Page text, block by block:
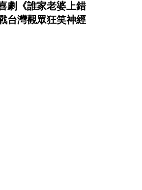
劇《誰家老婆上錯
台灣觀眾狂笑神經